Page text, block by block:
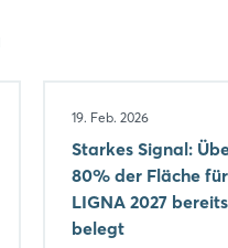
19. Feb. 2026
Starkes Signal:
80% der Fläche für
LIGNA 2027 bereits
belegt